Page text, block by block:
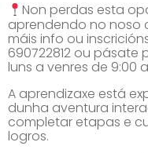
Non perdas esta
aprendendo no noso
máis info ou
690722812 ou pásate
luns a venres de 9:00 a
A aprendizaxe está
dunha aventura
completar etapas e
logros.